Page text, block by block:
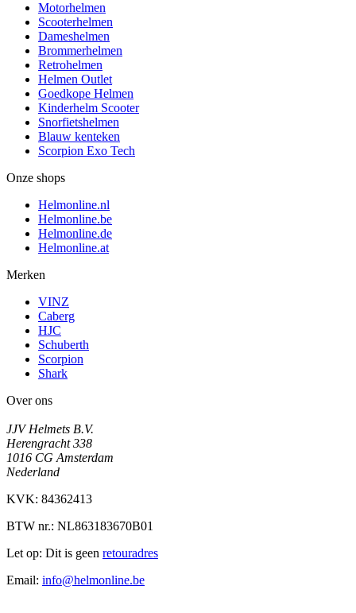
Motorhelmen
Scooterhelmen
Dameshelmen
Brommerhelmen
Retrohelmen
Helmen Outlet
Goedkope Helmen
Kinderhelm Scooter
Snorfietshelmen
Blauw kenteken
Scorpion Exo Tech
Onze shops
Helmonline.nl
Helmonline.be
Helmonline.de
Helmonline.at
Merken
VINZ
Caberg
HJC
Schuberth
Scorpion
Shark
Over ons
JJV Helmets B.V.
Herengracht 338
1016 CG Amsterdam
Nederland
KVK: 84362413
BTW nr.: NL863183670B01
Let op: Dit is geen retouradres
Email: info@helmonline.be